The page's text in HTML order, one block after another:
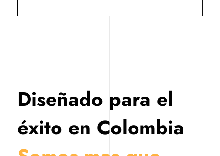
Diseñado para el
éxito en Colombia